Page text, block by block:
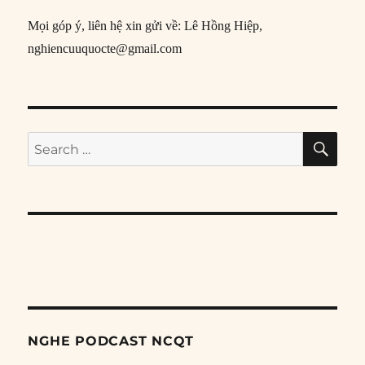
Mọi góp ý, liên hệ xin gửi về: Lê Hồng Hiệp,
nghiencuuquocte@gmail.com
Search
for:
NGHE PODCAST NCQT